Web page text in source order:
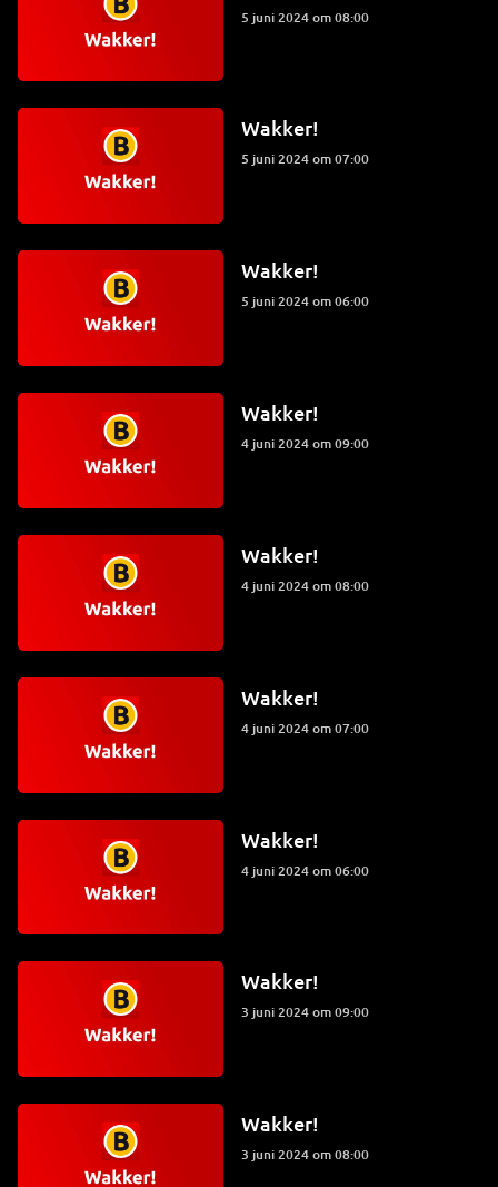
5 juni 2024 om 08:00
Wakker!
5 juni 2024 om 07:00
Wakker!
5 juni 2024 om 06:00
Wakker!
4 juni 2024 om 09:00
Wakker!
4 juni 2024 om 08:00
Wakker!
4 juni 2024 om 07:00
Wakker!
4 juni 2024 om 06:00
Wakker!
3 juni 2024 om 09:00
Wakker!
3 juni 2024 om 08:00